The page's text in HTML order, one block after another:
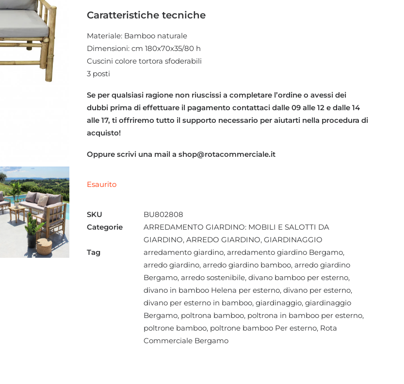
Caratteristiche tecniche
Materiale: Bamboo naturale
Dimensioni: cm 180x70x35/80 h
Cuscini colore tortora sfoderabili
3 posti
Se per qualsiasi ragione non riuscissi a completare l’ordine o avessi dei
dubbi prima di effettuare il pagamento contattaci dalle 09 alle 12 e dalle 14
alle 17, ti offriremo tutto il supporto necessario per aiutarti nella procedura di
acquisto!
Oppure scrivi una mail a shop@rotacommerciale.it
Esaurito
SKU
BU802808
Categorie
ARREDAMENTO GIARDINO: MOBILI E SALOTTI DA
GIARDINO, ARREDO GIARDINO, GIARDINAGGIO
Tag
arredamento giardino, arredamento giardino Bergamo,
arredo giardino, arredo giardino bamboo, arredo giardino
Bergamo, arredo sostenibile, divano bamboo per esterno,
divano in bamboo Helena per esterno, divano per esterno,
divano per esterno in bamboo, giardinaggio, giardinaggio
Bergamo, poltrona bamboo, poltrona in bamboo per esterno,
poltrone bamboo, poltrone bamboo Per esterno, Rota
Commerciale Bergamo